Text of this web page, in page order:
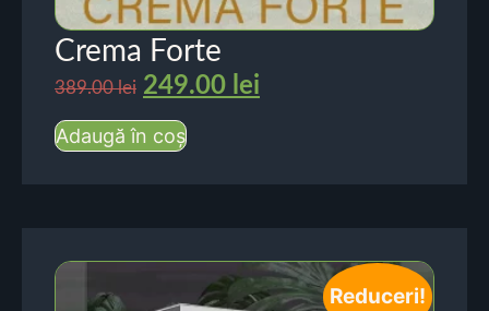
Crema Forte
389.00lei 249.00 lei
Adaugă în coș
Reduceri!